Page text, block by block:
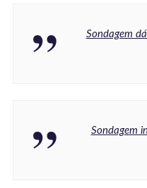
Sondagem
Sondagem